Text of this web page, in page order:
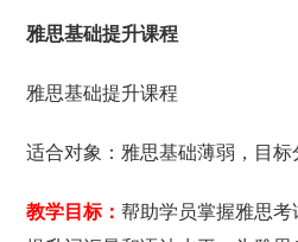
雅思基础提升课程
雅思基础提升课程
适合对象：雅思基础薄弱，目标
教学目标：帮助学员掌握雅思考